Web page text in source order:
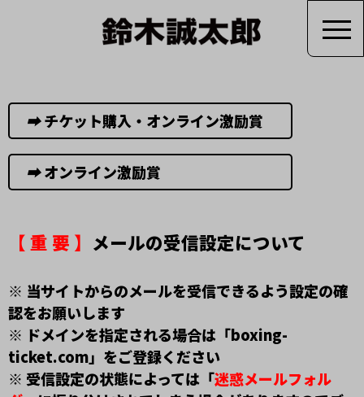
➡︎チケット購入・オンライン激励賞
➡︎オンライン激励賞
【 重 要 】 メールの受信設定について
※ 当サイトからのメールを受信できるよう設定の確
認をお願いします
※ ドメインを指定される場合は「boxing-
ticket.com」をご登録ください
※ 受信設定の状態によっては「迷惑メールフォル